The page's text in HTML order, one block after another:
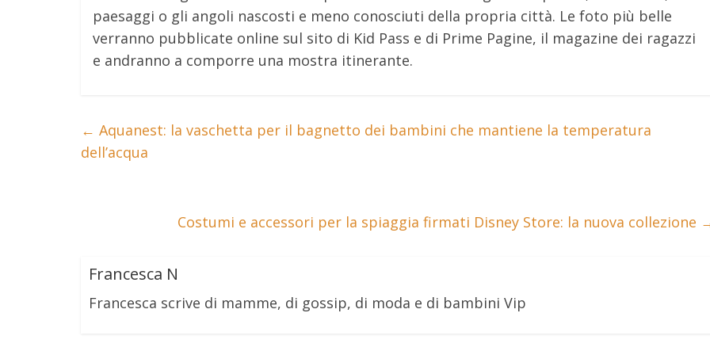
paesaggi o gli angoli nascosti e meno conosciuti della propria città. Le foto più belle
verranno pubblicate online sul sito di Kid Pass e di Prime Pagine, il magazine dei ragazzi
e andranno a comporre una mostra itinerante.
← Aquanest: la vaschetta per il bagnetto dei bambini che mantiene la temperatura
dell’acqua
Costumi e accessori per la spiaggia firmati Disney Store: la nuova collezione
Francesca N
Francesca scrive di mamme, di gossip, di moda e di bambini Vip